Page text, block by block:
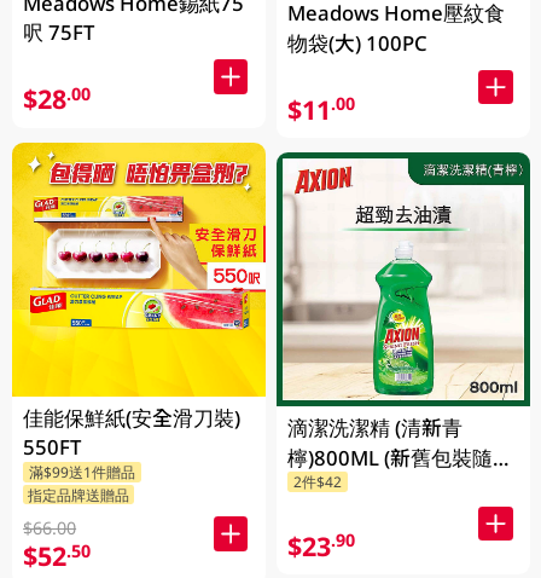
呎 75FT
$28.00
佳能保鮮紙(安全滑刀裝)
550FT
滿$99送1件贈品
指定品牌送贈品
$66.00
$52.50
Meadows Home壓紋食
物袋(大) 100PC
$11.00
滴潔洗潔精 (清新青
檸)800ML (新舊包裝隨機
發貨)
2件$42
$23.90